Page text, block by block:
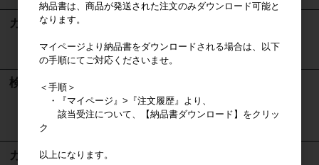
カート
カートは空です
検索
検索
カテゴリ
納品書は、商品が発送された注文のみダウンロード可能と
なります。
マイページより納品書をダウンロードされる場合は、以下
の手順にてご対応くださいませ。
＜手順＞
・『マイページ』>『注文履歴』より、
該当受注について、【納品書ダウンロード】をクリッ
ク
以上になります。